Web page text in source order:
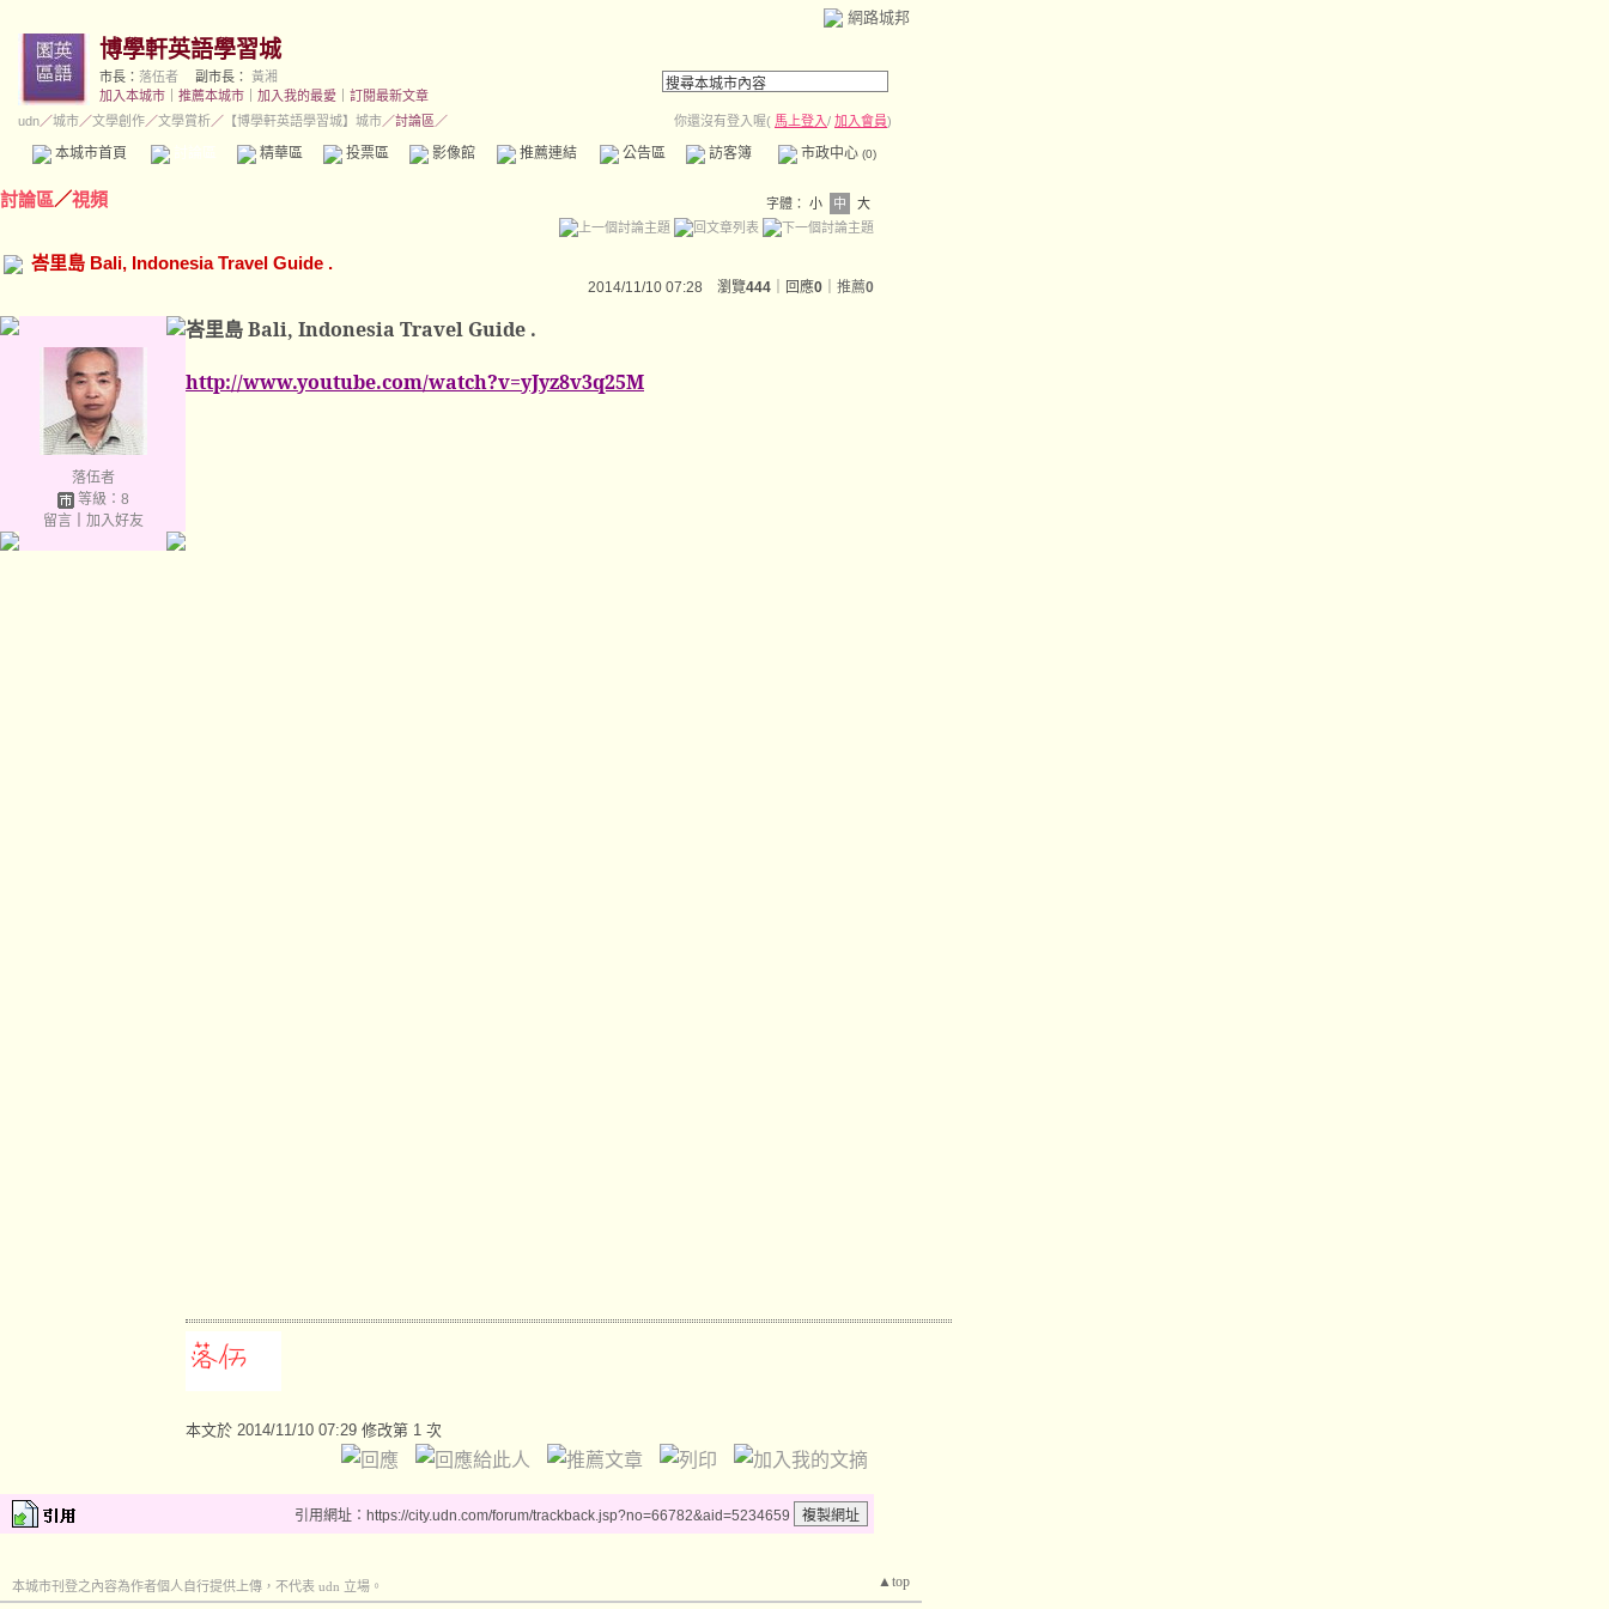
網路城邦
博學軒英語學習城
市長： 落伍者 副市長：
黃湘
加入本城市
推薦本城市 加入我的最愛
訂閱最新文章
udn／城市／文學創作／文學賞析／ 【博學軒英語學習城】城市／討論區／ 你還沒有登入喔( 馬上登入/ 加入會員)
本城市首頁 精華區 投票區 影像館 推薦連結 公告區 訪客簿 市政中心 (0)
討論區／視頻 字體： 小 中 大
峇里島 Bali, Indonesia Travel Guide .
2014/11/10 07:28 瀏覽444 ｜回應0 推薦0
落伍者
等級：8
留言｜ 加入好友
峇里島Bali, Indonesia Travel Guide .
http://www.youtube.com/watch?v=yJyz8v3q25M
本文於 2014/11/10 07:29 修改第 1 次
引用網址：https://city.udn.com/forum/trackback.jsp?no=66782&aid=5234659
▲top
本城市刊登之內容為作者個人自行提供上傳，不代表 udn 立場。